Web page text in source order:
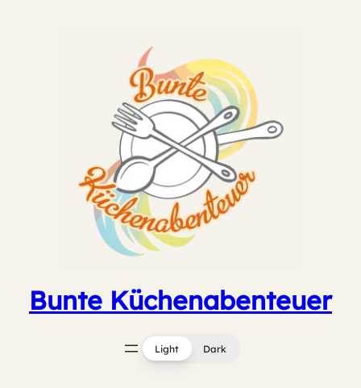
Bunte Küchenabenteuer
Light Dark